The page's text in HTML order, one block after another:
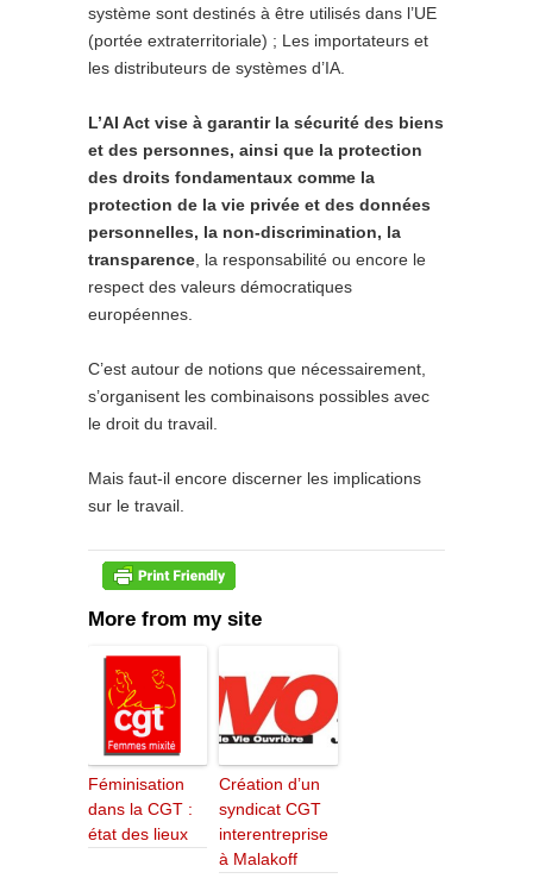
système sont destinés à être utilisés dans l’UE
(portée extraterritoriale) ; Les importateurs et
les distributeurs de systèmes d’IA.
L’AI Act vise à garantir la sécurité des biens
et des personnes, ainsi que la protection
des droits fondamentaux comme la
protection de la vie privée et des données
personnelles, la non-discrimination, la
transparence , la responsabilité ou encore le
respect des valeurs démocratiques
européennes.
C’est autour de notions que nécessairement,
s’organisent les combinaisons possibles avec
le droit du travail.
Mais faut-il encore discerner les implications
sur le travail.
More from my site
Féminisation
dans la CGT :
état des lieux
Création d’un
syndicat CGT
interentreprise
à Malakoff